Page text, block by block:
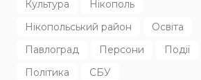
Культура
Нікополь
Нікопольський район
Освіта
Павлоград
Персони
Події
Політика
СБУ